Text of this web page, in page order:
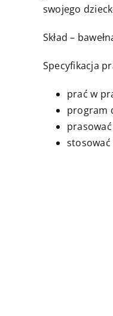
swojego
Skład –
Specyfikacja
prać w
program